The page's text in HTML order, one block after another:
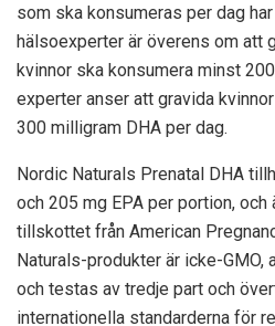
som ska konsumeras per dag
hälsoexperter är överens om att
kvinnor ska konsumera minst
experter anser att gravida
300 milligram DHA per dag.
Nordic Naturals Prenatal DHA
och 205 mg EPA per portion,
tillskottet från American
Naturals-produkter är icke-GMO,
och testas av tredje part och
internationella standarderna för